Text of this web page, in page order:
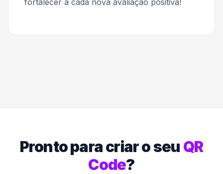
Pronto para criar o seu QR
Code?